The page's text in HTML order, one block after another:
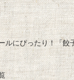
ルにぴったり！「餃